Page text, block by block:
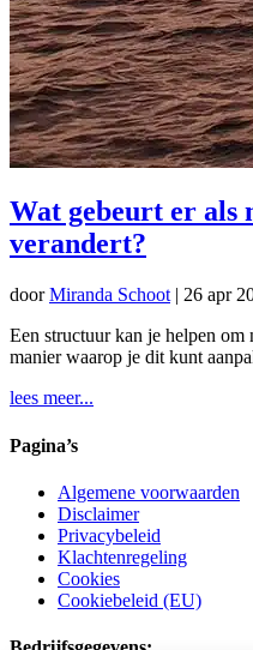
Wat gebeurt er
verandert?
doorMiranda Schoot | 26 apr
Een structuur kan je helpen om
manier waarop je dit kunt
lees meer...
Pagina’s
Algemene voorwaarden
Disclaimer
Privacybeleid
Klachtenregeling
Cookies
Cookiebeleid (EU)